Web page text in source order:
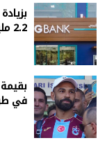
2.2 مليار جنيه في النصف الأول
في